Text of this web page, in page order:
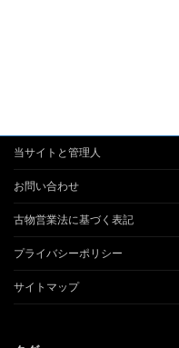
当サイトと管理人
お問い合わせ
古物営業法に基づく表記
プライバシーポリシー
サイトマップ